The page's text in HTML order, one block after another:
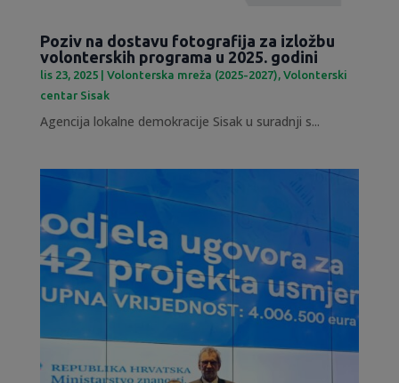
Poziv na dostavu fotografija za izložbu
volonterskih programa u 2025. godini
lis 23, 2025| Volonterska mreža (2025-2027) Volonterski
centar Sisak
Agencija lokalne demokracije Sisak u suradnji s...